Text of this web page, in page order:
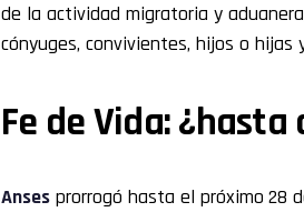
de la actividad migratoria y
cónyuges, convivientes, hijos o hijas
Fe de Vida:
Anses prorrogó hasta el próximo 28